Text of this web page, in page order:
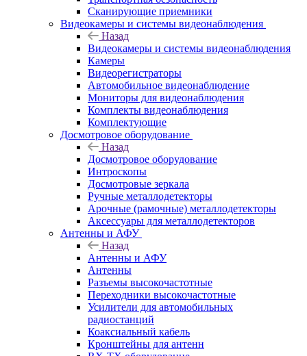
Сканирующие приемники
Видеокамеры и системы видеонаблюдения
Назад
Видеокамеры и системы видеонаблюдения
Камеры
Видеорегистраторы
Автомобильное видеонаблюдение
Мониторы для видеонаблюдения
Комплекты видеонаблюдения
Комплектующие
Досмотровое оборудование
Назад
Досмотровое оборудование
Интроскопы
Досмотровые зеркала
Ручные металлодетекторы
Арочные (рамочные) металлодетекторы
Аксессуары для металлодетекторов
Антенны и АФУ
Назад
Антенны и АФУ
Антенны
Разъемы высокочастотные
Переходники высокочастотные
Усилители для автомобильных
радиостанций
Коаксиальный кабель
Кронштейны для антенн